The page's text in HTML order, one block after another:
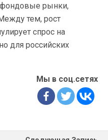
фондовые рынки,
тем, рост
спрос на
для российских
Мы в соц.сетях